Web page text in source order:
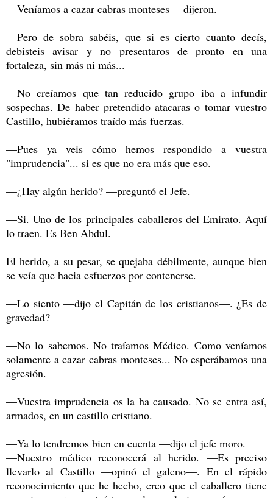
—Veníamos a cazar cabras monteses —dijeron.
—Pero de sobra sabéis, que si es cierto cuanto decís,
debisteis avisar y no presentaros de pronto en una
fortaleza, sin más ni más...
—No creíamos que tan reducido grupo iba a infundir
sospechas. De haber pretendido atacaras o tomar vuestro
Castillo, hubiéramos traído más fuerzas.
—Pues ya veis cómo hemos respondido a vuestra
"imprudencia"... si es que no era más que eso.
—¿Hay algún herido? —preguntó el Jefe.
—Si. Uno de los principales caballeros del Emirato. Aquí
lo traen. Es Ben Abdul.
El herido, a su pesar, se quejaba débilmente, aunque bien
se veía que hacia esfuerzos por contenerse.
—Lo siento —dijo el Capitán de los cristianos—. ¿Es de
gravedad?
—No lo sabemos. No traíamos Médico. Como veníamos
solamente a cazar cabras monteses... No esperábamos una
agresión.
—Vuestra imprudencia os la ha causado. No se entra así,
armados, en un castillo cristiano.
—Ya lo tendremos bien en cuenta —dijo el jefe moro.
—Nuestro médico reconocerá al herido. —Es preciso
llevarlo al Castillo —opinó el galeno—. En el rápido
reconocimiento que he hecho, creo que el caballero tiene